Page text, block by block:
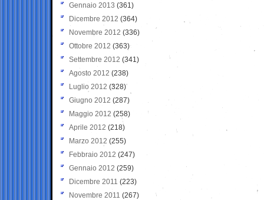
Gennaio 2013 (361)
Dicembre 2012 (364)
Novembre 2012 (336)
Ottobre 2012 (363)
Settembre 2012 (341)
Agosto 2012 (238)
Luglio 2012 (328)
Giugno 2012 (287)
Maggio 2012 (258)
Aprile 2012 (218)
Marzo 2012 (255)
Febbraio 2012 (247)
Gennaio 2012 (259)
Dicembre 2011 (223)
Novembre 2011 (267)